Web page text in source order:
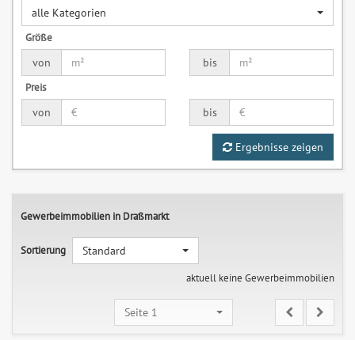
alle Kategorien
Größe
von
bis
Preis
von
bis
Ergebnisse zeigen
Gewerbeimmobilien in Draßmarkt
Sortierung
Standard
aktuell keine Gewerbeimmobilien
Seite 1